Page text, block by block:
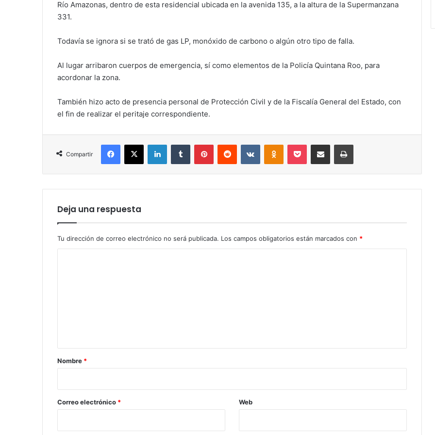
Río Amazonas, dentro de esta residencial ubicada en la avenida 135, a la altura de la Supermanzana
331.
Todavía se ignora si se trató de gas LP, monóxido de carbono o algún otro tipo de falla.
Al lugar arribaron cuerpos de emergencia, sí como elementos de la Policía Quintana Roo, para
acordonar la zona.
También hizo acto de presencia personal de Protección Civil y de la Fiscalía General del Estado, con
el fin de realizar el peritaje correspondiente.
Compartir
Facebook
X LinkedInTumblr PinterestReddit VKontakteOdnoklassniki
Pocket Compartir por correo electrónicoImprimir
Deja una respuesta
Tu dirección de correo electrónico no será publicada. Los campos obligatorios están marcados con *
r
*
Nombre *
Correo electrónico * Web